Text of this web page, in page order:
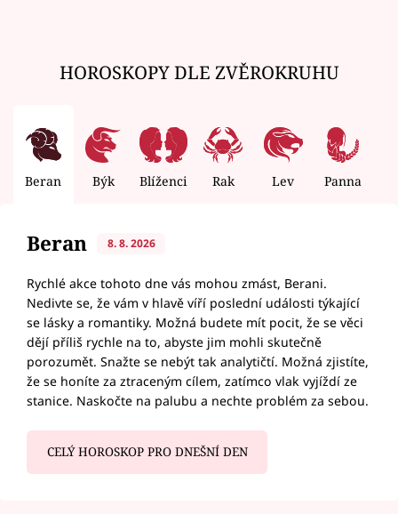
HOROSKOPY DLE ZVĚROKRUHU
Beran Býk Blíženci Rak Lev Panna
Beran 8. 8. 2026
Rychlé akce tohoto dne vás mohou zmást, Berani.
Nedivte se, že vám v hlavě víří poslední události týkající
se lásky a romantiky. Možná budete mít pocit, že se věci
dějí příliš rychle na to, abyste jim mohli skutečně
porozumět. Snažte se nebýt tak analytičtí. Možná zjistíte,
že se honíte za ztraceným cílem, zatímco vlak vyjíždí ze
stanice. Naskočte na palubu a nechte problém za sebou.
CELÝ HOROSKOP PRO DNEŠNÍ DEN